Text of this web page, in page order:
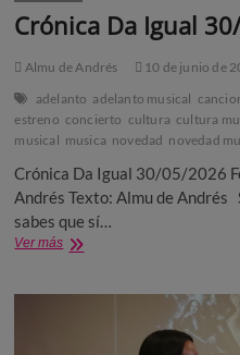
Crónica Da Igual
Almu de Andrés
10 de junio de
adelanto adelanto musical
estreno concierto cultura cultura
musical musica novedad novedad
Crónica Da Igual 30/05/2026
Andrés Texto: Almu de Andrés
sabes que sí…
Ver másCrónica